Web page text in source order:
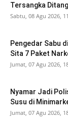
Tersangka
Sabtu, 08 Agu 2026,
Pengedar Sabu
Sita 7 Paket
Jumat, 07 Agu 2026,
Nyamar Jadi
Susu di
Jumat, 07 Agu 2026,